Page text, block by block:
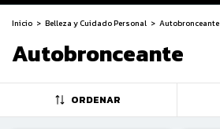
Inicio > Belleza y Cuidado Personal > Autobronceante
Autobronceante
ORDENAR